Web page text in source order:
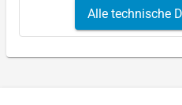
Alle technische